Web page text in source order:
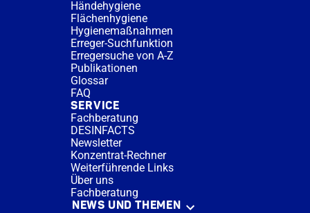
Händehygiene
Flächenhygiene
Hygienemaßnahmen
Erreger-Suchfunktion
Erregersuche von A-Z
Publikationen
Glossar
FAQ
SERVICE
Fachberatung
DESINFACTS
Newsletter
Konzentrat-Rechner
Weiterführende Links
Über uns
Fachberatung
NEWS UND THEMEN